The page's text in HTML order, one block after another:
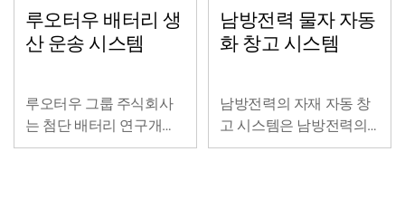
루오터우 배터리 생
산 운송 시스템
루오터우 그룹 주식회사
는 첨단 배터리 연구개발,
생산, 판매 및 재활용을 전
남방전력 물자 자동
화 창고 시스템
남방전력의 자재 자동 창
고 시스템은 남방전력의
첫 번째 자동화 입체 창고